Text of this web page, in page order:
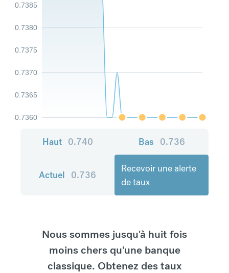
0.7360
0.7365
0.7370
0.7375
0.7380
0.7385
Haut 0.740 Bas 0.736
Actuel 0.736
Recevoir une alerte
de taux
Nous sommes jusqu'à huit fois
moins chers qu'une banque
classique. Obtenez des taux